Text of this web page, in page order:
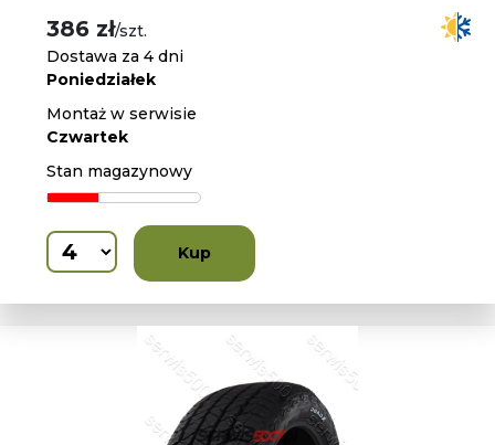
386 zł/szt.
Dostawa za 4 dni
Poniedziałek
Montaż w serwisie
Czwartek
Stan magazynowy
Kup